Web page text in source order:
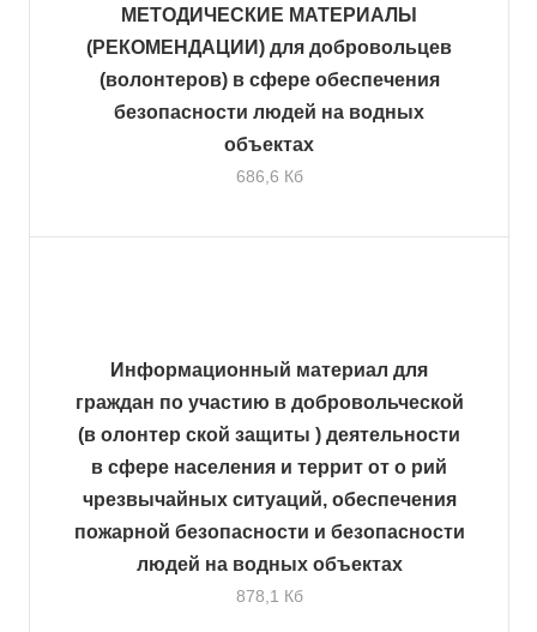
МЕТОДИЧЕСКИЕ МАТЕРИАЛЫ
(РЕКОМЕНДАЦИИ) для добровольцев
(волонтеров) в сфере обеспечения
безопасности людей на водных
объектах
686,6 Кб
Информационный материал для
граждан по участию в добровольческой
(в олонтер ской защиты ) деятельности
в сфере населения и террит от о рий
чрезвычайных ситуаций, обеспечения
пожарной безопасности и безопасности
людей на водных объектах
878,1 Кб